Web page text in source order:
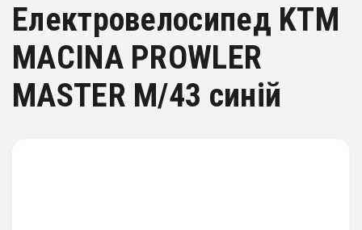
Електровелосипед KTM
MACINA PROWLER
MASTER M/43 синій